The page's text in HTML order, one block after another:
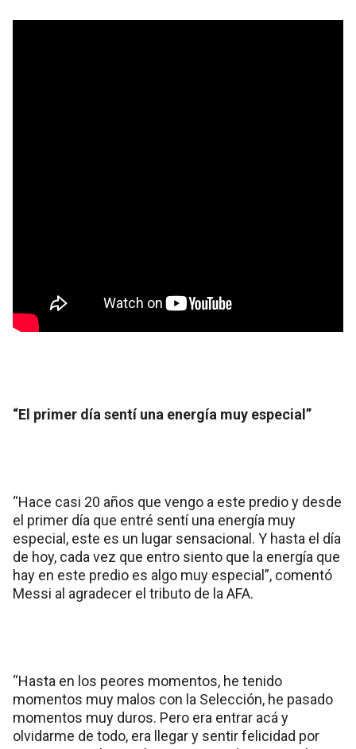
“El primer día sentí una energía muy especial”
“Hace casi 20 años que vengo a este predio y desde
el primer día que entré sentí una energía muy
especial, este es un lugar sensacional. Y hasta el día
de hoy, cada vez que entro siento que la energía que
hay en este predio es algo muy especial”, comentó
Messi al agradecer el tributo de la AFA.
“Hasta en los peores momentos, he tenido
momentos muy malos con la Selección, he pasado
momentos muy duros. Pero era entrar acá y
olvidarme de todo, era llegar y sentir felicidad por